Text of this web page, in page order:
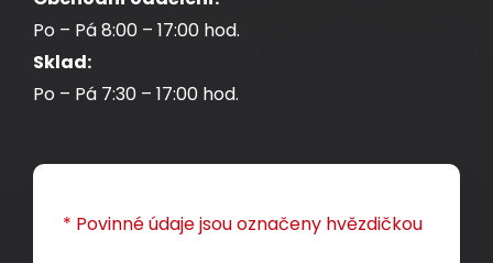
Po – Pá 8:00 – 17:00 hod.
Sklad:
Po – Pá 7:30 – 17:00 hod.
* Povinné údaje jsou označeny hvězdičkou